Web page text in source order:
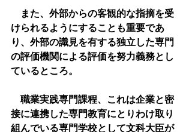
また、外部からの客観的な指摘を受
けられるようにすることも重要であ
り、外部の識見を有する独立した専門
の評価機関による評価を努力義務とし
ているところ。
職業実践専門課程、これは企業と密
接に連携した専門教育にとりわけ取り
組んでいる専門学校として文科大臣が